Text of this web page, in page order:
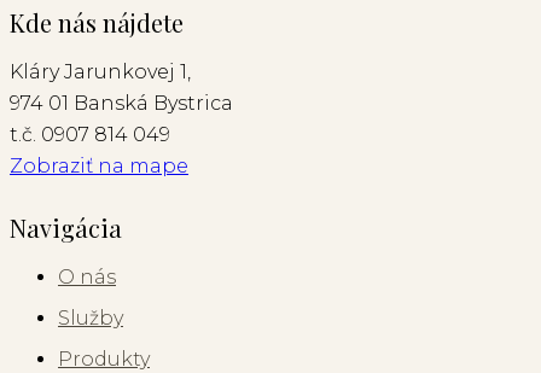
Kde nás nájdete
Kláry Jarunkovej 1,
974 01 Banská Bystrica
t.č. 0907 814 049
Zobraziť na mape
Navigácia
O nás
Služby
Produkty